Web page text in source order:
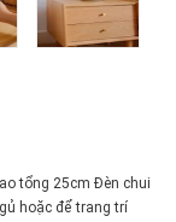
tổng 25cm Đèn chui
hoặc để trang trí